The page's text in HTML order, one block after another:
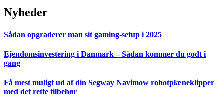
Nyheder
Sådan opgraderer man sit gaming-setup i 2025
Ejendomsinvestering i Danmark – Sådan kommer du godt i
gang
Få mest muligt ud af din Segway Navimow robotplæneklipper
med det rette tilbehør